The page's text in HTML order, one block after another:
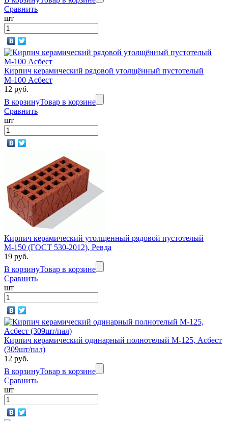
Сравнить
шт
Кирпич керамический рядовой утолщённый пустотелый
М-100 Асбест
12 руб.
В корзинуТовар в корзине
Сравнить
шт
Кирпич керамический утолщенный рядовой пустотелый
М-150 (ГОСТ 530-2012), Ревда
19 руб.
В корзинуТовар в корзине
Сравнить
шт
Кирпич керамический одинарный полнотелый М-125, Асбест
(309шт/пал)
12 руб.
В корзинуТовар в корзине
Сравнить
шт